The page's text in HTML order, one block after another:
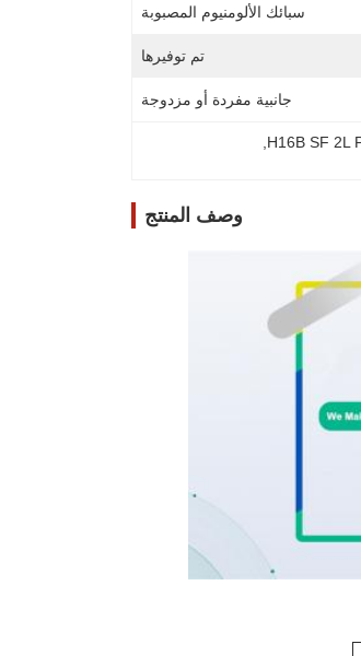
سبائك الألومنيوم المصبوبة
تم توفيرها
جانبية مفردة أو مزدوجة
وصف المنتج